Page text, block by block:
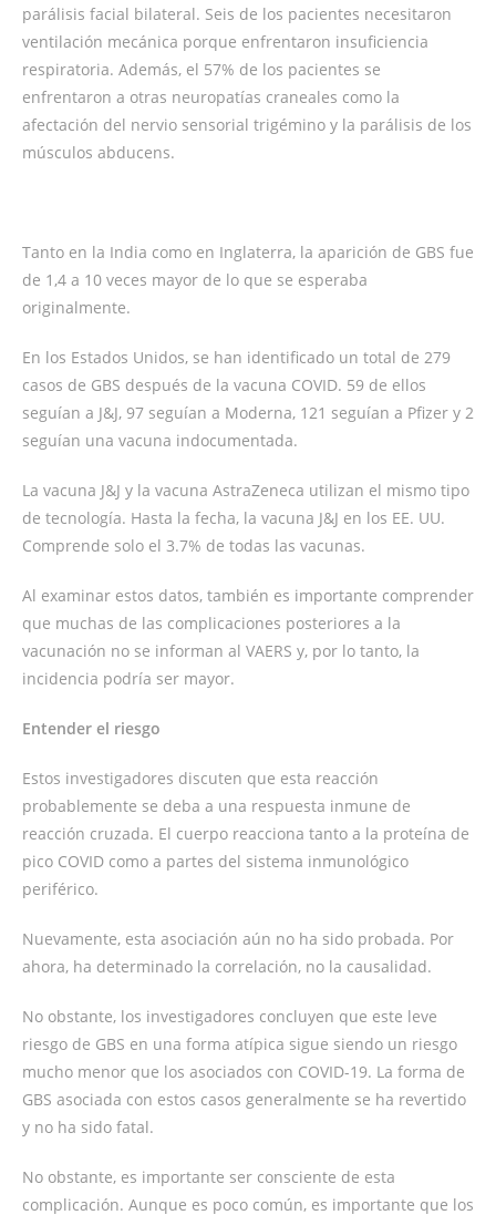
parálisis facial bilateral. Seis de los pacientes necesitaron
ventilación mecánica porque enfrentaron insuficiencia
respiratoria. Además, el 57% de los pacientes se
enfrentaron a otras neuropatías craneales como la
afectación del nervio sensorial trigémino y la parálisis de los
músculos abducens.
Tanto en la India como en Inglaterra, la aparición de GBS fue
de 1,4 a 10 veces mayor de lo que se esperaba
originalmente.
En los Estados Unidos, se han identificado un total de 279
casos de GBS después de la vacuna COVID. 59 de ellos
seguían a J&J, 97 seguían a Moderna, 121 seguían a Pfizer y 2
seguían una vacuna indocumentada.
La vacuna J&J y la vacuna AstraZeneca utilizan el mismo tipo
de tecnología. Hasta la fecha, la vacuna J&J en los EE. UU.
Comprende solo el 3.7% de todas las vacunas.
Al examinar estos datos, también es importante comprender
que muchas de las complicaciones posteriores a la
vacunación no se informan al VAERS y, por lo tanto, la
incidencia podría ser mayor.
Entender el riesgo
Estos investigadores discuten que esta reacción
probablemente se deba a una respuesta inmune de
reacción cruzada. El cuerpo reacciona tanto a la proteína de
pico COVID como a partes del sistema inmunológico
periférico.
Nuevamente, esta asociación aún no ha sido probada. Por
ahora, ha determinado la correlación, no la causalidad.
No obstante, los investigadores concluyen que este leve
riesgo de GBS en una forma atípica sigue siendo un riesgo
mucho menor que los asociados con COVID-19. La forma de
GBS asociada con estos casos generalmente se ha revertido
y no ha sido fatal.
No obstante, es importante ser consciente de esta
complicación. Aunque es poco común, es importante que los